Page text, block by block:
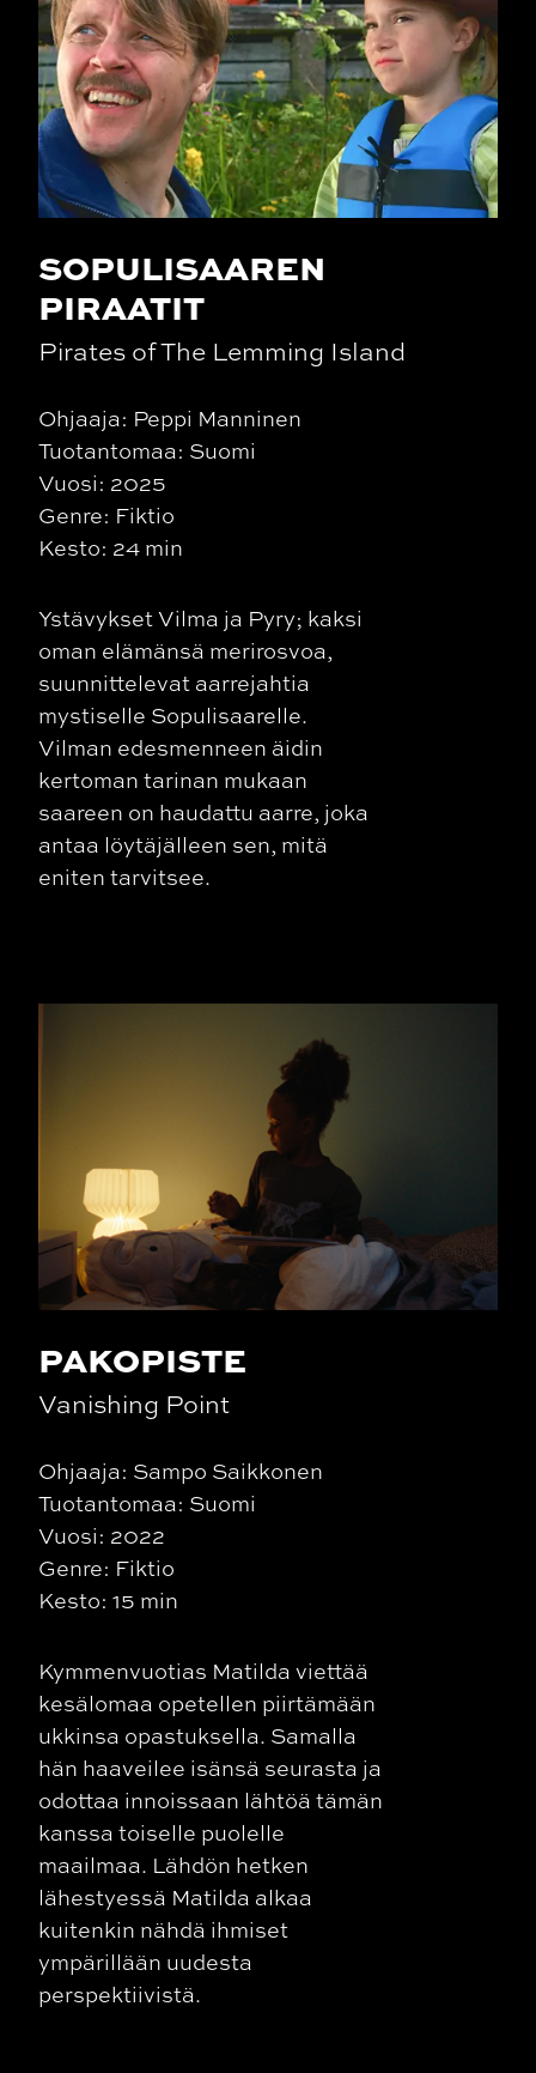
SOPULISAAREN
PIRAATIT
Pirates of The Lemming Island
Ohjaaja: Peppi Manninen
Tuotantomaa: Suomi
Vuosi: 2025
Genre: Fiktio
Kesto: 24 min
Ystävykset Vilma ja Pyry; kaksi
oman elämänsä merirosvoa,
suunnittelevat aarrejahtia
mystiselle Sopulisaarelle.
Vilman edesmenneen äidin
kertoman tarinan mukaan
saareen on haudattu aarre, joka
antaa löytäjälleen sen, mitä
eniten tarvitsee.
PAKOPISTE
Vanishing Point
Ohjaaja: Sampo Saikkonen
Tuotantomaa: Suomi
Vuosi: 2022
Genre: Fiktio
Kesto: 15 min
Kymmenvuotias Matilda viettää
kesälomaa opetellen piirtämään
ukkinsa opastuksella. Samalla
hän haaveilee isänsä seurasta ja
odottaa innoissaan lähtöä tämän
kanssa toiselle puolelle
maailmaa. Lähdön hetken
lähestyessä Matilda alkaa
kuitenkin nähdä ihmiset
ympärillään uudesta
perspektiivistä.